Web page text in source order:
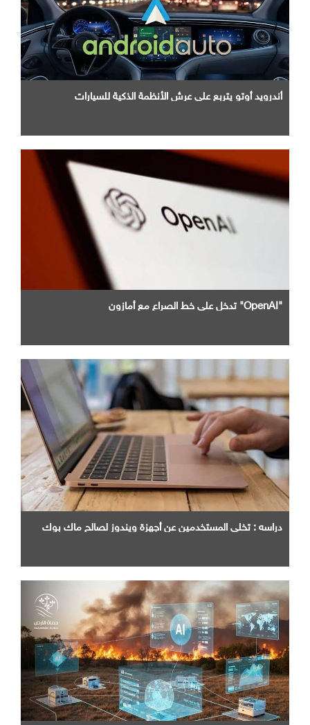
أندرويد أوتو يتربع علي عرش الأنظمة الذكية للسيارات
"OpenAI" تدخل علي خط الصراع مع أمازون
دراسه : تخلي المستخدمين عن أجهزة ويندوز لصالح ماك بوك